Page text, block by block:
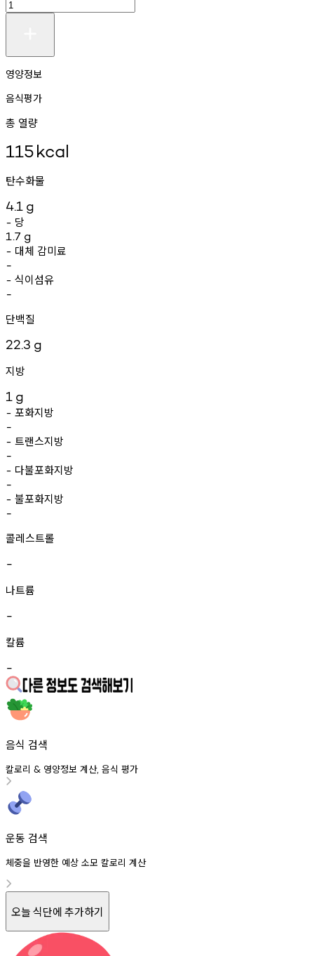
영양정보
음식평가
총 열량
115kcal
탄수화물
4.1 g
- 당
1.7 g
- 대체 감미료
-
- 식이섬유
-
단백질
22.3 g
지방
1 g
- 포화지방
-
- 트랜스지방
-
- 다불포화지방
-
- 불포화지방
-
콜레스트롤
-
나트륨
-
칼륨
-
음식 검색
칼로리 & 영양정보 계산, 음식 평가
운동 검색
체중을 반영한 예상 소모 칼로리 계산
오늘 식단에 추가하기